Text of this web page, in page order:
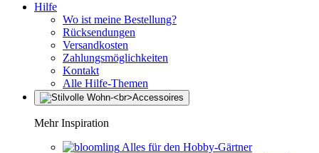
Hilfe
Wo ist meine Bestellung?
Rücksendungen
Versandkosten
Zahlungsmöglichkeiten
Kontakt
Alle Hilfe-Themen
Mehr Inspiration
Alles für den Hobby-Gärtner